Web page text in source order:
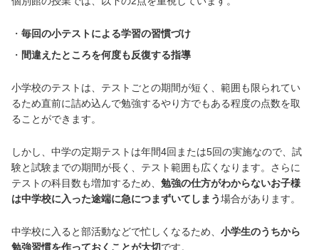
毎回の小テストによる学習の習慣づけ
間違えたところを何度も反復する指導
小学校のテストは、テストごとの期間が短く、範囲も限られてい
るため直前に詰め込んで勉強するやり方でもある程度の点数を取
ることができます。
しかし、中学の定期テストは年間4回または5回の実施なので、試
験と試験までの期間が長く、テスト範囲も広くなります。さらに
テストの科目数も増加するため、 勉強の仕方がわからないお子様
は中学校に入った途端に急につまずいてしまう場合があります。
中学校に入ると部活動などで忙しくなるため、 小学生のうちから
勉強習慣を作っておくことが大切です。